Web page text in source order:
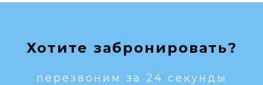
Хотите забронировать?
перезвоним за 24 секунды